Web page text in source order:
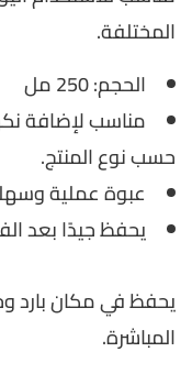
المختلفة.
الحجم: 250 مل
مناسب لإضافة
حسب نوع المنتج.
عبوة عملية
يحفظ جيدًا بعد
يحفظ في مكان
المباشرة.